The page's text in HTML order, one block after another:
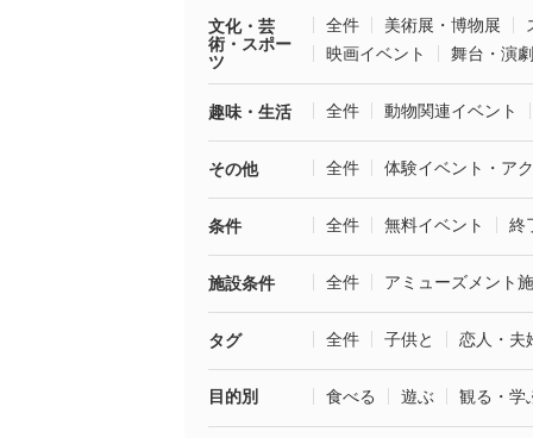
文化・芸
術・スポー
ツ
全件 美術展・博物展
映画イベント
舞台・演劇
趣味・生活 全件 動物関連イベント
その他 全件 体験イベント・ア
条件 全件 無料イベント 終
施設条件 全件 アミューズメント
タグ 全件 子供と 恋人・夫
目的別 食べる 遊ぶ 観る・学